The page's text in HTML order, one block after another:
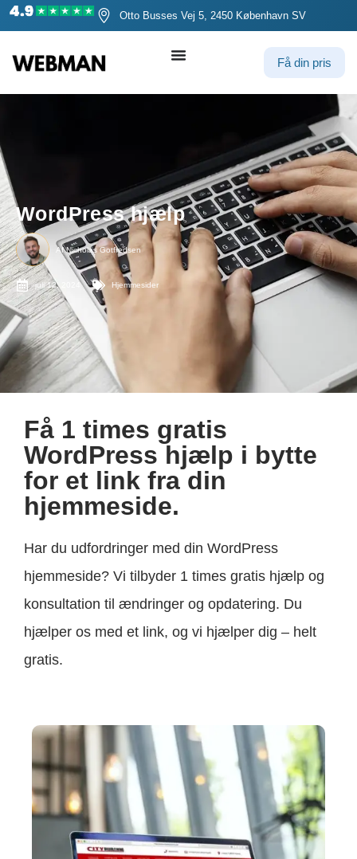
Otto Busses Vej 5, 2450 København SV
Få din pris
WordPress hjælp
AfNicholas Gotfredsen
juli 12, 2024 Hjemmesider
Få 1 times gratis
WordPress hjælp i bytte
for et link fra din
hjemmeside.
Har du udfordringer med din WordPress
hjemmeside? Vi tilbyder 1 times gratis hjælp og
konsultation til ændringer og opdatering. Du
hjælper os med et link, og vi hjælper dig – helt
gratis.